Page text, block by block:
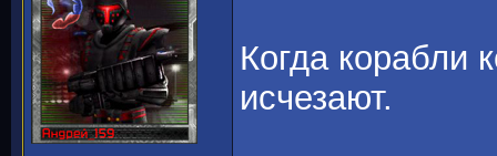
Когда корабли
исчезают.